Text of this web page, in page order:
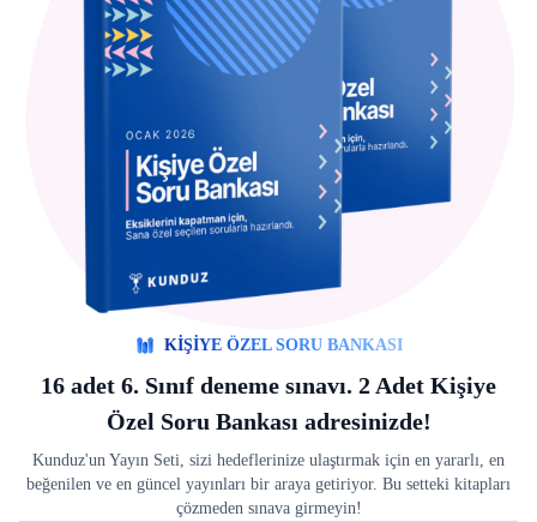
KİŞİYE ÖZEL SORU BANKASI
16 adet 6. Sınıf deneme sınavı. 2 Adet Kişiye
Özel Soru Bankası adresinizde!
Kunduz'un Yayın Seti, sizi hedeflerinize ulaştırmak için en yararlı, en
beğenilen ve en güncel yayınları bir araya getiriyor. Bu setteki kitapları
çözmeden sınava girmeyin!